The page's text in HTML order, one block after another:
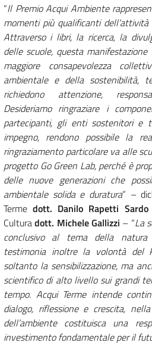
“Il Premio Acqui Ambiente
momenti più qualificanti
Attraverso i libri, la ricerca, la
delle scuole, questa
maggiore consapevolezza
ambientale e della sostenibilità,
richiedono attenzione,
Desideriamo ringraziare i
partecipanti, gli enti sostenitori e
impegno, rendono possibile la
ringraziamento particolare va alle
progetto Go Green Lab, perché è
delle nuove generazioni che
ambientale solida e duratura” –
Termedott. Danilo Rapetti
Culturadott. Michele Gallizzi – “La
conclusivo al tema della
testimonia inoltre la volontà del
soltanto la sensibilizzazione, ma
scientifico di alto livello sui grandi
tempo. Acqui Terme intende
dialogo, riflessione e crescita,
dell’ambiente costituisca una
investimento fondamentale per il